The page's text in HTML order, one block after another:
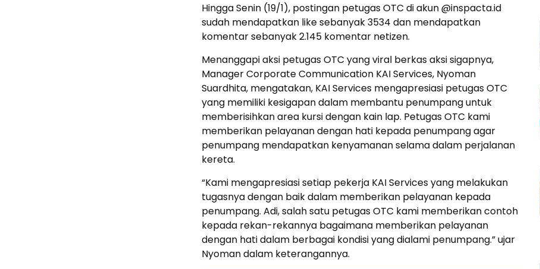
Hingga Senin (19/1), postingan petugas OTC di akun @inspacta.id
sudah mendapatkan like sebanyak 3534 dan mendapatkan
komentar sebanyak 2.145 komentar netizen.
Menanggapi aksi petugas OTC yang viral berkas aksi sigapnya,
Manager Corporate Communication KAI Services, Nyoman
Suardhita, mengatakan, KAI Services mengapresiasi petugas OTC
yang memiliki kesigapan dalam membantu penumpang untuk
memberisihkan area kursi dengan kain lap. Petugas OTC kami
memberikan pelayanan dengan hati kepada penumpang agar
penumpang mendapatkan kenyamanan selama dalam perjalanan
kereta.
“Kami mengapresiasi setiap pekerja KAI Services yang melakukan
tugasnya dengan baik dalam memberikan pelayanan kepada
penumpang. Adi, salah satu petugas OTC kami memberikan contoh
kepada rekan-rekannya bagaimana memberikan pelayanan
dengan hati dalam berbagai kondisi yang dialami penumpang.” ujar
Nyoman dalam keterangannya.